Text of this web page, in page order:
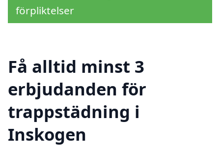
förpliktelser
Få alltid minst 3
erbjudanden för
trappstädning i
Inskogen